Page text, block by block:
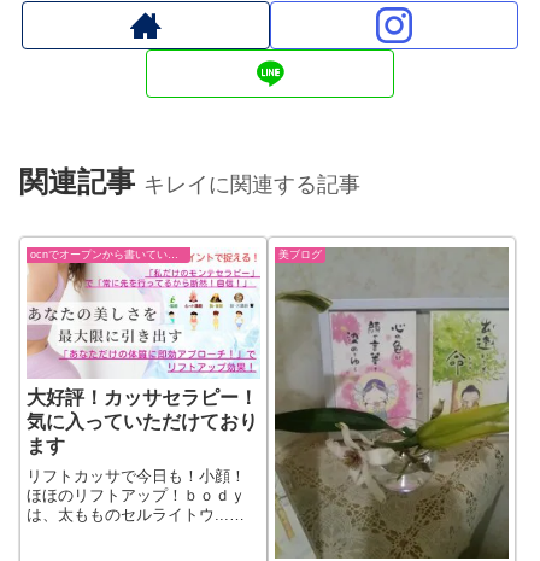
関連記事 キレイに関連する記事
大好評！カッサセラピー！
気に入っていただけており
ます
リフトカッサで今日も！小顔！
ほほのリフトアップ！ｂｏｄｙ
は、太もものセルライトウ...続
美ブログ